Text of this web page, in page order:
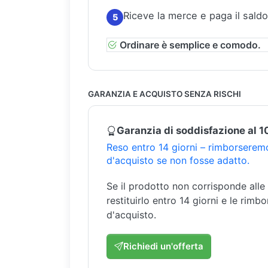
5 Riceve la merce e paga il
Ordinare è semplice e comodo.
GARANZIA E ACQUISTO SENZA RISCHI
Garanzia di soddisfazione al
Reso entro 14 giorni –
d'acquisto se non fosse adatto.
Se il prodotto non corrisponde
restituirlo entro 14 giorni e le
d'acquisto.
Richiedi un'offerta